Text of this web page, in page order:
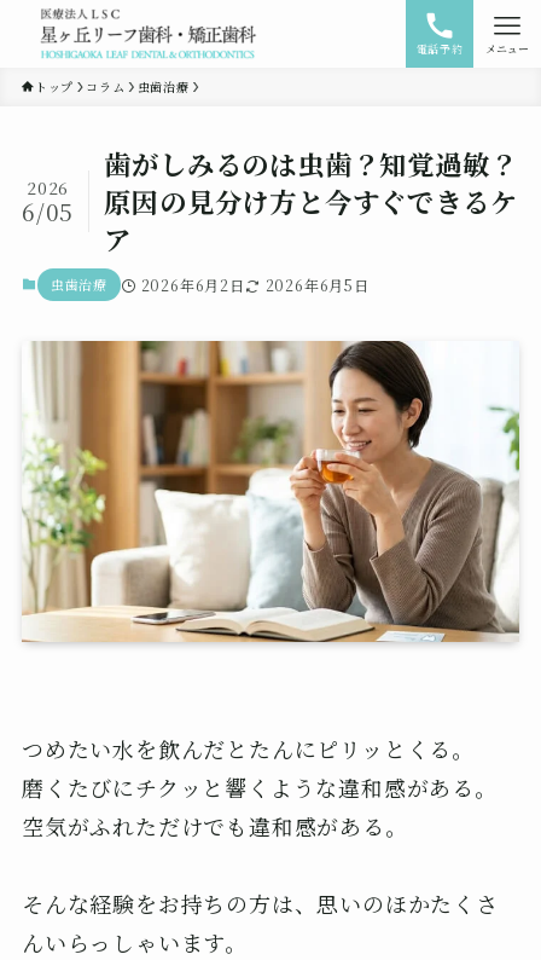
電話予約 メニュー
トップ コラム 虫歯治療
歯がしみるのは虫歯？知覚過敏？
原因の見分け方と今すぐできるケ
ア
2026
6/05
虫歯治療 2026年6月2日 2026年6月5日
つめたい水を飲んだとたんにピリッとくる。
磨くたびにチクッと響くような違和感がある。
空気がふれただけでも違和感がある。
そんな経験をお持ちの方は、思いのほかたくさ
んいらっしゃいます。